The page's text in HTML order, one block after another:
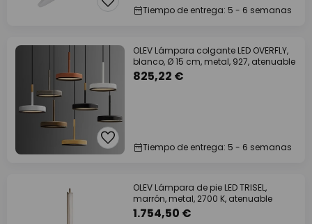
Tiempo de entrega: 5 - 6 semanas
OLEV Lámpara colgante LED OVERFLY,
blanco, Ø 15 cm, metal, 927, atenuable
825,22 €
Tiempo de entrega: 5 - 6 semanas
OLEV Lámpara de pie LED TRISEL,
marrón, metal, 2700 K, atenuable
1.754,50 €